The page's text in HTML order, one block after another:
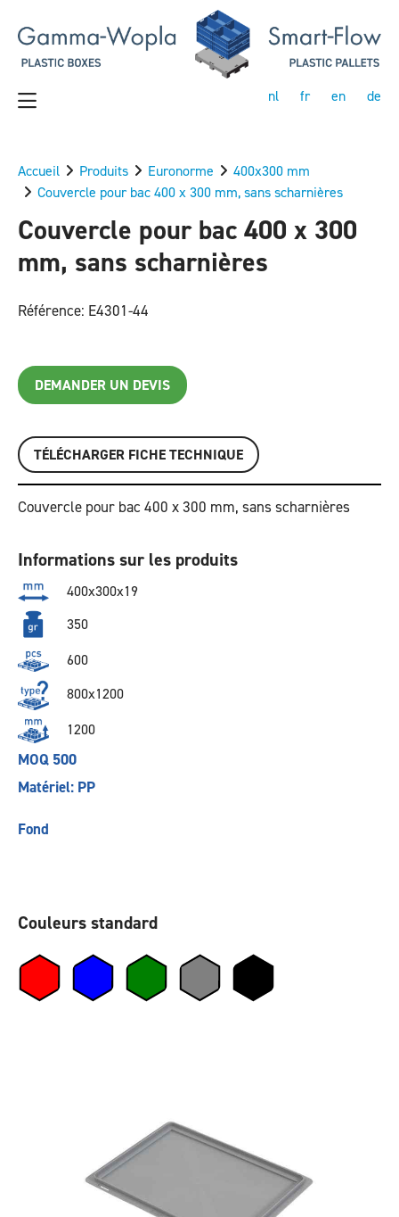
nl fr en de
Accueil Produits Euronorme
400x300 mm
Couvercle pour bac 400 x 300 mm, sans scharnières
Couvercle pour bac 400 x 300
mm, sans scharnières
Référence: E4301-44
DEMANDER UN DEVIS
TÉLÉCHARGER FICHE TECHNIQUE
Couvercle pour bac 400 x 300 mm, sans scharnières
Informations sur les produits
400x300x19
350
600
800x1200
1200
MOQ 500
Matériel: PP
Fond
Couleurs standard